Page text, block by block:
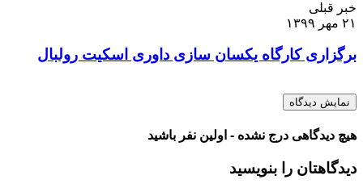
خبر قبلی
۲۱ مهر ۱۳۹۹
برگزاری کارگاه یکسان سازی داوری اسکیت رولبال
نمایش دیدگاه
هیچ دیدگاهی درج نشده - اولین نفر باشید
دیدگاهتان را بنویسید